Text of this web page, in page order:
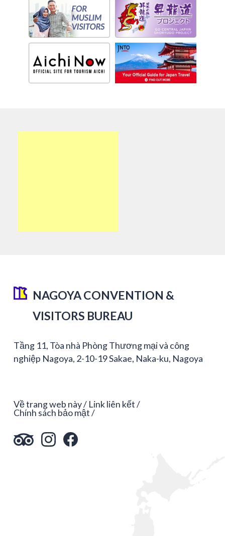
NAGOYA CONVENTION &
VISITORS BUREAU
Tầng 11, Tòa nhà Phòng Thương mại và công
nghiệp Nagoya, 2-10-19 Sakae, Naka-ku, Nagoya
Về trang web này Link liên kết
Chính sách bảo mật